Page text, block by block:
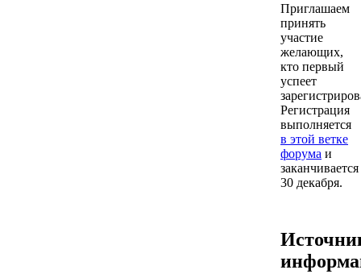
Приглашаем
принять
участие
желающих,
кто первый
успеет
Регистрация
выполняется
в этой ветке
форума и
заканчивается
30 декабря.